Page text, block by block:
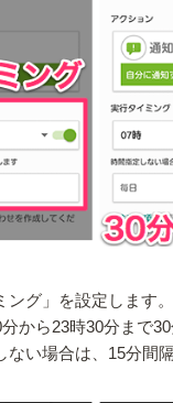
ング」を設定します
から23時30分まで
い場合は、15分間